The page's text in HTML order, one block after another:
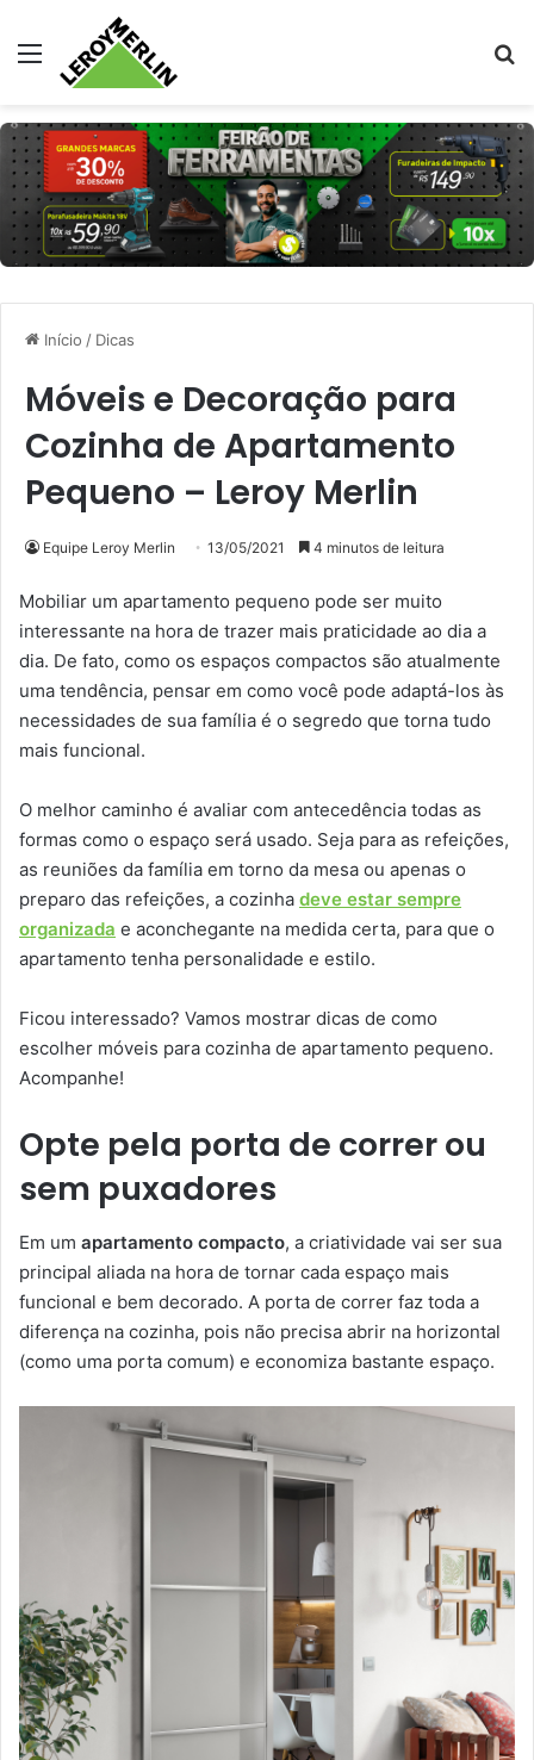
Menu
Início / Dicas
Móveis e Decoração para
Cozinha de Apartamento
Pequeno – Leroy Merlin
Equipe Leroy Merlin 13/05/2021 4 minutos de leitura
Mobiliar um apartamento pequeno pode ser muito
interessante na hora de trazer mais praticidade ao dia a
dia. De fato, como os espaços compactos são atualmente
uma tendência, pensar em como você pode adaptá-los às
necessidades de sua família é o segredo que torna tudo
mais funcional.
O melhor caminho é avaliar com antecedência todas as
formas como o espaço será usado. Seja para as refeições,
as reuniões da família em torno da mesa ou apenas o
preparo das refeições, a cozinha deve estar sempre
organizada e aconchegante na medida certa, para que o
apartamento tenha personalidade e estilo.
Ficou interessado? Vamos mostrar dicas de como
escolher móveis para cozinha de apartamento pequeno.
Acompanhe!
Opte pela porta de correr ou
sem puxadores
Em um apartamento compacto, a criatividade vai ser sua
principal aliada na hora de tornar cada espaço mais
funcional e bem decorado. A porta de correr faz toda a
diferença na cozinha, pois não precisa abrir na horizontal
(como uma porta comum) e economiza bastante espaço.